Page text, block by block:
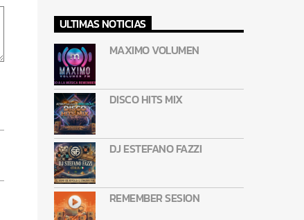
ULTIMAS NOTICIAS
MAXIMO VOLUMEN
DISCO HITS MIX
DJ ESTEFANO FAZZI
REMEMBER SESION